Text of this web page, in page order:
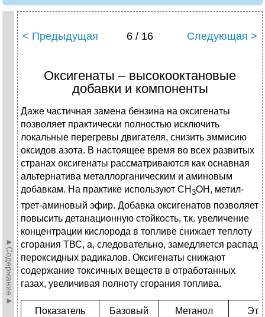
►Содержание►
< Предыдущая 6 / 16 Следующая >
Оксигенаты – высокооктановые
добавки и компоненты
Даже частичная замена бензина на оксигенаты
позволяет практически полностью исключить
локальные перегревы двигателя, снизить эммисию
оксидов азота. В настоящее время во всех развитых
странах оксигенаты рассматриваются как оснавная
альтернатива металлорганическим и аминовым
добавкам. На практике используют CH 3OH, метил-
трет-аминовый эфир. Добавка оксигенатов позволяет
повысить детанационную стойкость, т.к. увеличение
концентрации кислорода в топливе снижает теплоту
сгорания ТВС, а, следовательно, замедляется распад
пероксидных радикалов. Оксигенаты снижают
содержание токсичных веществ в отработанных
газах, увеличивая полноту сгорания топлива.
Показатель
Базовый
Метанол